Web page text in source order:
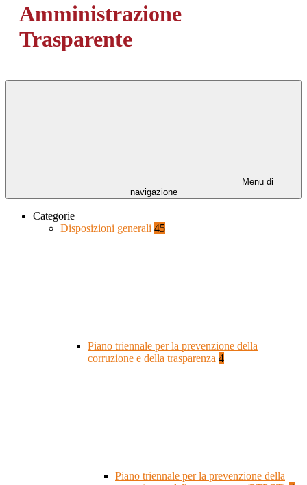
Amministrazione
Trasparente
Menu di
navigazione
Categorie
Disposizioni generali 45
Piano triennale per la prevenzione della
corruzione e della trasparenza 4
Piano triennale per la prevenzione della